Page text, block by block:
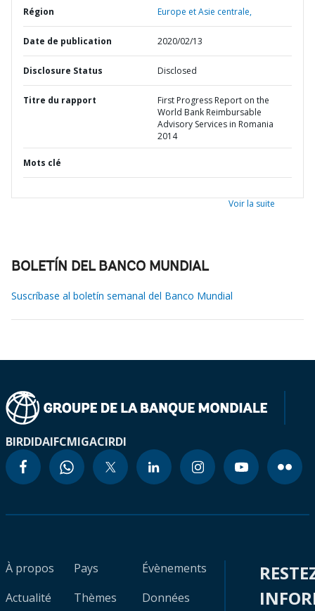
Région Europe et Asie centrale,
Date de publication 2020/02/13
Disclosure Status Disclosed
Titre du rapport
First Progress Report on the
World Bank Reimbursable
Advisory Services in Romania
2014
Mots clé
Voir la suite
BOLETÍN DEL BANCO MUNDIAL
Suscríbase al boletín semanal del Banco Mundial
BIRDIDAIFCMIGACIRDI
À propos
Actualité
Pays
Thèmes
Évènements
Données